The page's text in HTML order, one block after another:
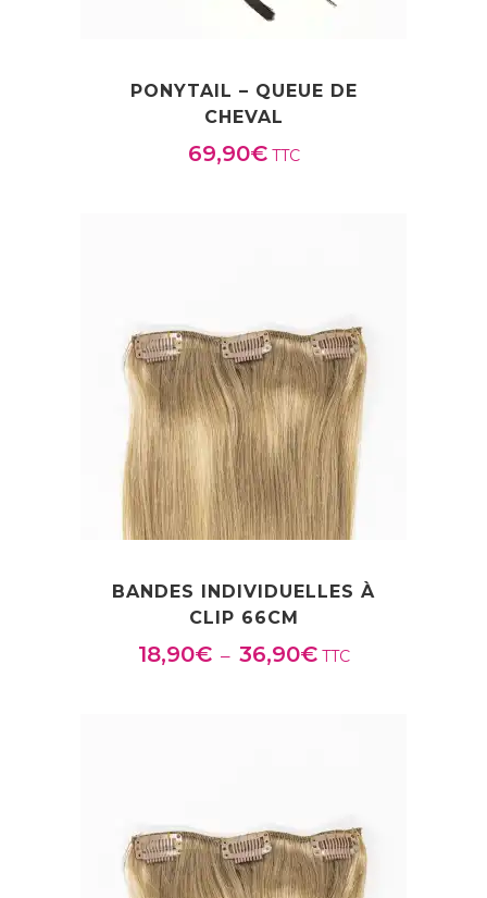
PONYTAIL – QUEUE DE
CHEVAL
69,90€ TTC
BANDES INDIVIDUELLES À
CLIP 66CM
18,90€ – 36,90€Plage
TTC